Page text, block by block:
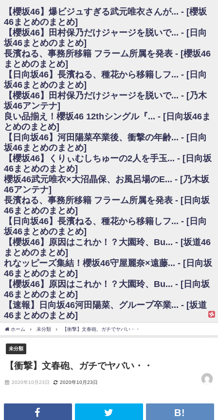
日向坂46まとめのまとめ / 【日向坂46】富田鈴花1st写真集、発売記念記者
会見の模様がこちら！
乃木坂欅坂まとめのまとめ / 【日向坂46】河田陽菜卒業の影響、ガチでデ
カそう...
欅坂あんてな ～欅坂46のニュース・情報・話題をピックアップ / れなッ
ピーズ集結！櫻坂46守屋麗奈×遠藤理子、8/6「ラヴィット！」水曜スタジオ出
演決定
欅坂/日向坂46まとめのまとめ / 【櫻坂46】田村保乃だけジャージを脱いで
いた理由
日向坂46まとめのまとめ / 【日向坂46】若林さん「笑えないぐらい師匠だ
から」佐々木久美と卒業後初の共演の様子がこちら！【激レアさん】
日向坂46まとめのまとめ / 【元日向坂46】情報解禁前で言えない！？丹生
ちゃん、メンバーと会った模様
乃木坂欅坂まとめのまとめ / 【日向坂46】この月、何かあるのか！？『お
願いバッハ！』ミーグリ日程がこちら
欅坂/日向坂46まとめのまとめ / 【櫻坂46】ミーグリで喧嘩！？山下瞳月、
これはマジギレしてる
乃木坂46アンテナ / 【櫻坂46】ハリソン守屋「ゆーづのせいです」【ラヴ
ィット!】
乃木坂あんてな ～乃木坂46・欅坂46・日向坂46のニュース・情報・話題
をピックアップ / 良い品揃え！櫻坂46 12thシングル『Make or Break』オフィ
シャルグッズ絶賛販売受付中
日向坂46まとめのまとめ / 【日向坂46】この月、何かあるのか！？『お願
いバッハ！』ミーグリ日程がこちら
日向坂46まとめのまとめ / 【元日向坂46】この卒業生、めちゃくちゃテレ
ビで見かけるな
欅坂/日向坂46まとめのまとめ / 【櫻坂46】リアルミーグリであの販売も！
『Make or Break』オフィシャルグッズ解禁
乃木坂46アンテナ / 【櫻坂46】ミーグリで喧嘩！？山下瞳月、これはマジ
ギレしてる
乃木坂あんてな ～乃木坂46・欅坂46・日向坂46のニュース・情報・話題
をピックアップ / れなッピーズ集結！櫻坂46守屋麗奈×遠藤理子、8/6「ラヴィ
ット！」水曜スタジオ出演決定
日向坂46まとめのまとめ / 【日向坂46】富田鈴花、次の事務所が決まって
そう！？
日向坂46まとめのまとめ / 【日向坂46】富田鈴花、次の事務所が決まって
そう！？
ハ！』ミーグリ日程がこちら
乃木坂あんてな ～乃木坂46・欅坂46・日向坂46のニュース・情報・話題
をピックアップ / 日向坂46卒業後初共演！佐々木久美さん、師匠オードリー若
欅坂46/日向坂46まとめのまとめ / 『anan』の表紙の櫻坂46さん、多様性
欅坂46/日向坂46まとめのまとめ / 日向坂46より重大発表！！！！
日向坂46まとめのまとめ / 【朗報】増田三莉音さんの生足
【櫻坂46】爆ビジュすぎる武元唯衣さんが... - [櫻坂
46まとめのまとめ]
【櫻坂46】田村保乃だけジャージを脱いで... - [日向
坂46まとめのまとめ]
長濱ねる、事務所移籍 フラーム所属を発表 - [櫻坂46
まとめのまとめ]
【日向坂46】長濱ねる、種花から移籍しフ... - [日向
坂46まとめのまとめ]
【櫻坂46】田村保乃だけジャージを脱いで... - [乃木
坂46アンテナ]
良い品揃え！櫻坂46 12thシングル『... - [日向坂46ま
とめのまとめ]
【日向坂46】河田陽菜卒業後、衝撃の年齢... - [日向
坂46まとめのまとめ]
【櫻坂46】くりぃむしちゅーの2人を手玉... - [日向坂
46まとめのまとめ]
櫻坂46武元唯衣×大沼晶保、お風呂場のE... - [乃木坂
46アンテナ]
長濱ねる、事務所移籍 フラーム所属を発表 - [日向坂
46まとめのまとめ]
【日向坂46】長濱ねる、種花から移籍しフ... - [日向
坂46まとめのまとめ]
【櫻坂46】原因はこれか！？大園玲、Bu... - [坂道46
まとめのまとめ]
れなッピーズ集結！櫻坂46守屋麗奈×遠藤... - [日向坂
46まとめのまとめ]
【櫻坂46】原因はこれか！？大園玲、Bu... - [日向坂
46まとめのまとめ]
【速報】日向坂46河田陽菜、グループ卒業... - [坂道
46まとめのまとめ]
ホーム 未分類 【衝撃】文春砲、ガチでヤバい・・
未分類
【衝撃】文春砲、ガチでヤバい・・
2020年10月23日 2020年10月23日